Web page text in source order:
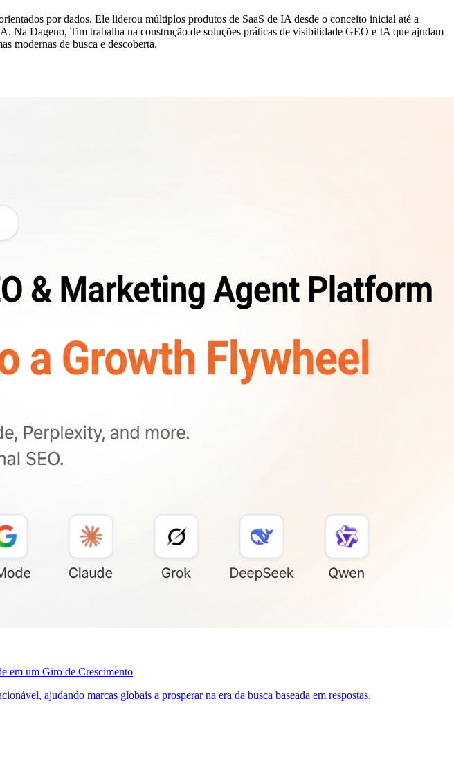
por dados. Ele liderou múltiplos produtos de SaaS de IA desde o conceito inicial até a
Na Dageno, Tim trabalha na construção de soluções práticas de visibilidade GEO e IA que ajudam
modernas de busca e descoberta.
em um Giro de Crescimento
ajudando marcas globais a prosperar na era da busca baseada em respostas.